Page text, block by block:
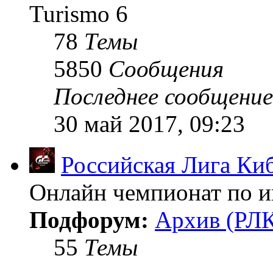
Turismo 6
78 Темы
5850 Сообщения
Последнее сообщение
30 май 2017, 09:23
Российская Лига
Онлайн чемпионат по
Подфорум: Архив
55 Темы